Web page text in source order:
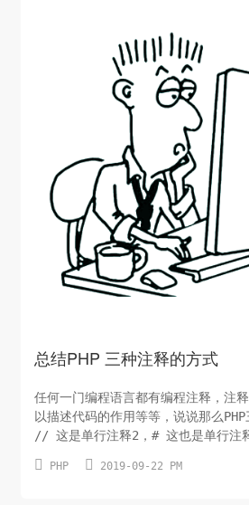
总结PHP 三种注释的方式
任何一门编程语言都有编程注释，注
以描述代码的作用等等，说说那么PHP
// 这是单行注释2，# 这也是单行注
被作为程序来读取和执行。它唯一的
 PHP  2019-09-22 PM